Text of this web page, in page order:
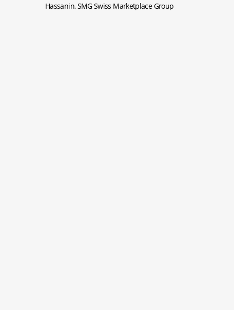
Hassanin, SMG Swiss Marketplace Group